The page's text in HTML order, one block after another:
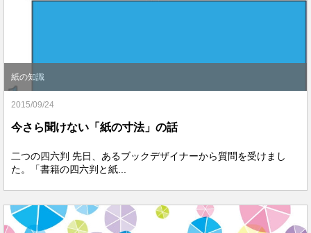
紙の知識
2015/09/24
今さら聞けない「紙の寸法」の話
二つの四六判 先日、あるブックデザイナーから質問を受けまし
た。「書籍の四六判と紙...